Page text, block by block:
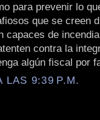
para prevenir lo
que se creen
capaces de
contra la
algún fiscal por
LAS 9:39 P.M.